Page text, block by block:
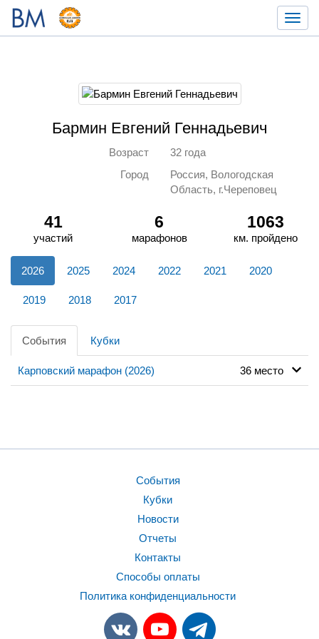
Бармин Евгений Геннадьевич
Возраст
32 года
Город
Россия, Вологодская
Область, г.Череповец
41
участий
6
марафонов
1063
км. пройдено
2026 2025 2024 2022 2021 2020
2019 2018 2017
События Кубки
Карповский марафон (2026) 36 место
События
Кубки
Новости
Отчеты
Контакты
Способы оплаты
Политика конфиденциальности